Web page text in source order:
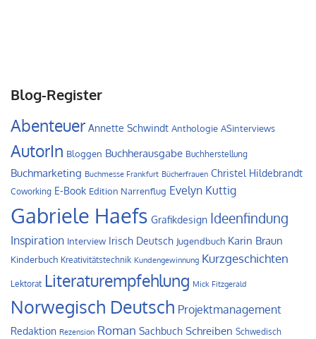
Blog-Register
Abenteuer Annette Schwindt Anthologie ASinterviews
AutorIn Bloggen Buchherausgabe Buchherstellung
Buchmarketing Buchmesse Frankfurt Bücherfrauen Christel Hildebrandt
Coworking E-Book Edition Narrenflug Evelyn Kuttig
Gabriele Haefs Grafikdesign Ideenfindung
Inspiration Interview Irisch Deutsch Jugendbuch Karin Braun
Kinderbuch Kreativitätstechnik Kundengewinnung Kurzgeschichten
Lektorat Literaturempfehlung Mick Fitzgerald
Norwegisch Deutsch Projektmanagement
Redaktion Rezension Roman Sachbuch Schreiben Schwedisch